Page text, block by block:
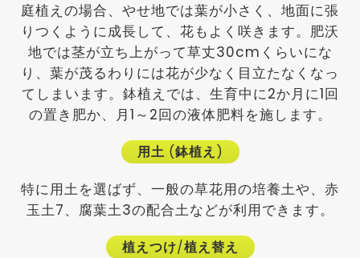
庭植えの場合、やせ地では葉が小さく、地面に張
りつくように成長して、花もよく咲きます。肥沃
地では茎が立ち上がって草丈30cmくらいにな
り、葉が茂るわりには花が少なく目立たなくなっ
てしまいます。鉢植えでは、生育中に2か月に1回
の置き肥か、月1～2回の液体肥料を施します。
用土 (鉢植え)
特に用土を選ばず、一般の草花用の培養土や、赤
玉土7、腐葉土3の配合土などが利用できます。
植えつけ/植え替え